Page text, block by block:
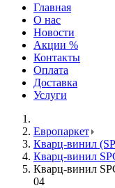
Главная
О нас
Новости
Акции %
Контакты
Оплата
Доставка
Услуги
Европаркет
Кварц-винил
Кварц-винил
Кварц-винил
04